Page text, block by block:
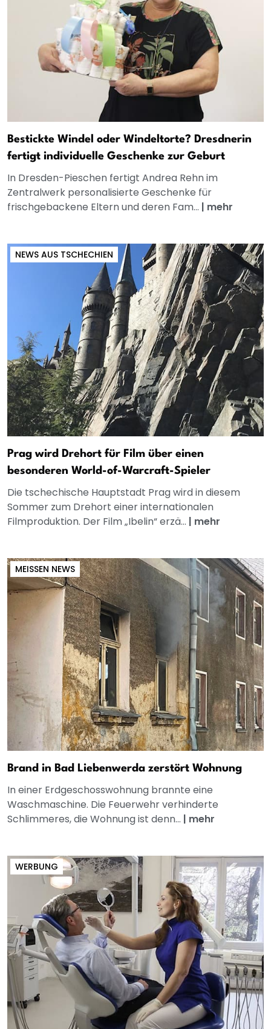
Bestickte Windel oder Windeltorte? Dresdnerin
fertigt individuelle Geschenke zur Geburt
In Dresden-Pieschen fertigt Andrea Rehn im
Zentralwerk personalisierte Geschenke für
frischgebackene Eltern und deren Fam... | mehr
NEWS AUS TSCHECHIEN
Prag wird Drehort für Film über einen
besonderen World-of-Warcraft-Spieler
Die tschechische Hauptstadt Prag wird in diesem
Sommer zum Drehort einer internationalen
Filmproduktion. Der Film „Ibelin“ erzä... | mehr
MEISSEN NEWS
Brand in Bad Liebenwerda zerstört Wohnung
In einer Erdgeschosswohnung brannte eine
Waschmaschine. Die Feuerwehr verhinderte
Schlimmeres, die Wohnung ist denn... | mehr
WERBUNG